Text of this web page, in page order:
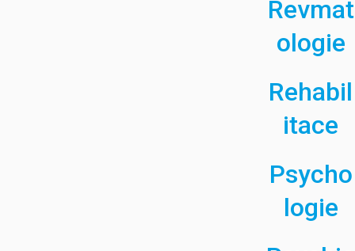
Revmat
ologie
Rehabil
itace
Psycho
logie